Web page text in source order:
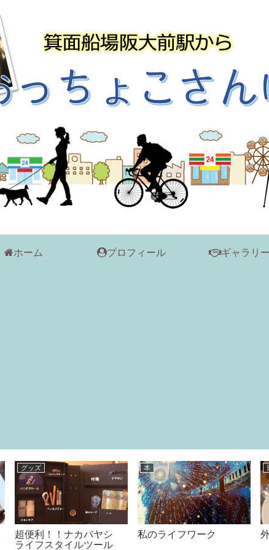
ホーム プロフィール ギャラリ
コンビニ 食べ比べ
meijiの「THE
chocolate」を全種類食べ
映画
大好きな青春ムービー